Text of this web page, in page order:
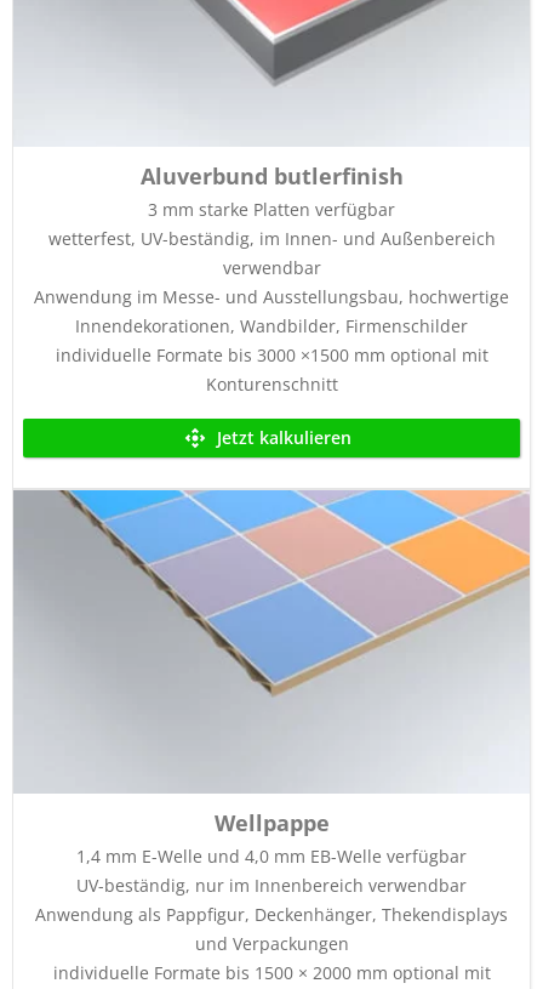
Aluverbund butlerfinish
3 mm starke Platten verfügbar
wetterfest, UV-beständig, im Innen- und Außenbereich
verwendbar
Anwendung im Messe- und Ausstellungsbau, hochwertige
Innendekorationen, Wandbilder, Firmenschilder
individuelle Formate bis 3000 ×1500 mm optional mit
Konturenschnitt
Jetzt kalkulieren
Wellpappe
1,4 mm E-Welle und 4,0 mm EB-Welle verfügbar
UV-beständig, nur im Innenbereich verwendbar
Anwendung als Pappfigur, Deckenhänger, Thekendisplays
und Verpackungen
individuelle Formate bis 1500 × 2000 mm optional mit